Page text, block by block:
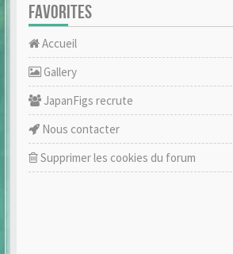
FAVORITES
Accueil
Gallery
JapanFigs recrute
Nous contacter
Supprimer les cookies du forum